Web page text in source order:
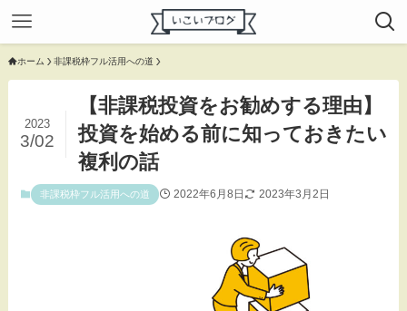
ホーム 非課税枠フル活用への道
【非課税投資をお勧めする理由】
投資を始める前に知っておきたい
複利の話
2023
3/02
非課税枠フル活用への道 2022年6月8日 2023年3月2日